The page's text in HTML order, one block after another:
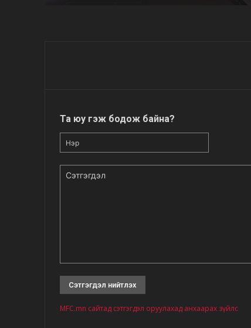
Та юу гэж бодож байна?
MFC.mn сайтад сэтгэгдэл оруулахад анхаарах зүйлс